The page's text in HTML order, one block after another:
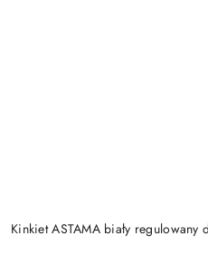
Kinkiet ASTAMA biały regulowany